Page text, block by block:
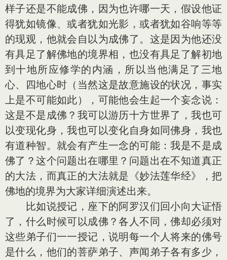
样子还是不能成佛，因为也许哪一天，假设他证
得犹如镜像、或者犹如光影，或者犹如谷响等等
的现观，他就会自以为成佛了。这是因为他还没
有具足了解佛地的境界相，也没有具足了解初地
到十地所应修学的内涵，所以当他满足了三地
心、四地心时（当然这是故意施设的状况，事实
上是不可能如此），可能他会生起一个妄念说：
这是不是成佛？我可以游历十方世界了，我也可
以变现化身，我也可以变化自身如同佛身，我也
有道种智。就会有产生一念的可能：我是不是成
佛了？这个问题出在哪里？问题出在不知道真正
的大法，而真正的大法就是《妙法莲华经》，把
佛地的境界为大家详细演述出来。
比如说授记，座下的阿罗汉们回小向大证悟
了，什么时候可以成佛？各人不同，佛却必须对
这些弟子们一一授记，说明每一个人将来的佛号
是什么，他们的菩萨弟子、声闻弟子各有多少，